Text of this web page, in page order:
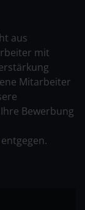
aus
mit
Mitarbeiter
Bewerbung
entgegen.